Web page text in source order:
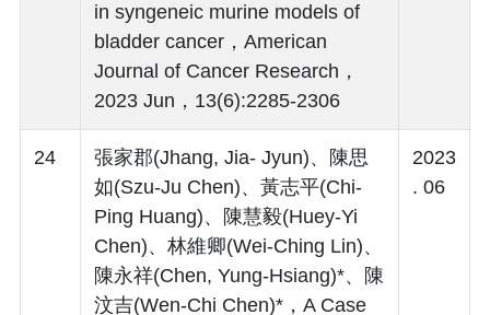
in syngeneic murine models of
bladder cancer，American
Journal of Cancer Research，
2023 Jun，13(6):2285-2306
24
張家郡(Jhang, Jia- Jyun)、陳思
如(Szu-Ju Chen)、黃志平(Chi-
Ping Huang)、陳慧毅(Huey-Yi
Chen)、林維卿(Wei-Ching Lin)、
陳永祥(Chen, Yung-Hsiang)*、陳
汶吉(Wen-Chi Chen)*，A Case
2023
. 06